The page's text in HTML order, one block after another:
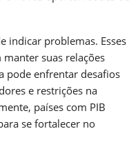
indicar problemas. Esses
suas relações
pode enfrentar desafios
e restrições na
países com PIB
se fortalecer no